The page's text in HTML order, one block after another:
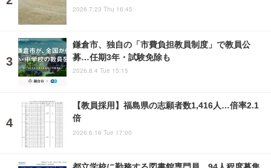
2026.7.23 Thu 16:45
鎌倉市、独自の「市費負担教員制度」で教員公
募…任期3年・試験免除も
2026.8.4 Tue 15:15
【教員採用】福島県の志願者数1,416人…倍率2.1
倍
2026.6.16 Tue 17:00